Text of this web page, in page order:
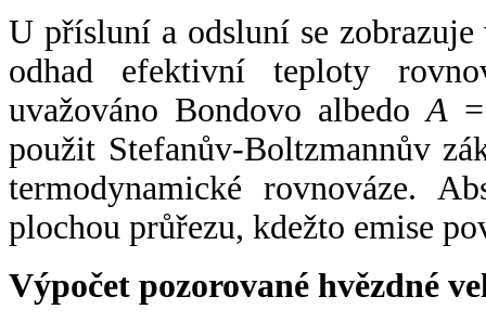
U přísluní a odsluní se
odhad efektivní teploty
uvažováno Bondovo albedoA
použit Stefanův-Boltzmannův
termodynamické rovnováze.
plochou průřezu, kdežto emise
Výpočet pozorované hvězdné